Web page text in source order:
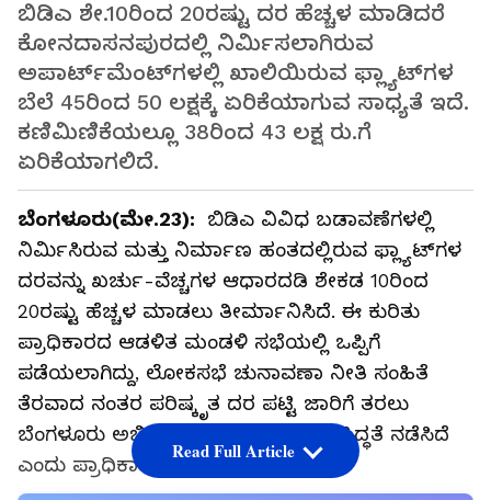
ಬಿಡಿಎ ಶೇ.10ರಿಂದ 20ರಷ್ಟು ದರ ಹೆಚ್ಚಳ ಮಾಡಿದರೆ
ಕೋನದಾಸನಪುರದಲ್ಲಿ ನಿರ್ಮಿಸಲಾಗಿರುವ
ಅಪಾರ್ಟ್‌ಮೆಂಟ್‌ಗಳಲ್ಲಿ ಖಾಲಿಯಿರುವ ಫ್ಲ್ಯಾಟ್‌ಗಳ
ಬೆಲೆ 45ರಿಂದ 50 ಲಕ್ಷಕ್ಕೆ ಏರಿಕೆಯಾಗುವ ಸಾಧ್ಯತೆ ಇದೆ.
ಕಣಿಮಿಣಿಕೆಯಲ್ಲೂ 38ರಿಂದ 43 ಲಕ್ಷ ರು.ಗೆ
ಏರಿಕೆಯಾಗಲಿದೆ.
ಬೆಂಗಳೂರು(ಮೇ.23):
ಬಿಡಿಎ ವಿವಿಧ ಬಡಾವಣೆಗಳಲ್ಲಿ
ನಿರ್ಮಿಸಿರುವ ಮತ್ತು ನಿರ್ಮಾಣ ಹಂತದಲ್ಲಿರುವ ಫ್ಲ್ಯಾಟ್‌ಗಳ
ದರವನ್ನು ಖರ್ಚು-ವೆಚ್ಚಗಳ ಆಧಾರದಡಿ ಶೇಕಡ 10ರಿಂದ
20ರಷ್ಟು ಹೆಚ್ಚಳ ಮಾಡಲು ತೀರ್ಮಾನಿಸಿದೆ. ಈ ಕುರಿತು
ಪ್ರಾಧಿಕಾರದ ಆಡಳಿತ ಮಂಡಳಿ ಸಭೆಯಲ್ಲಿ ಒಪ್ಪಿಗೆ
ಪಡೆಯಲಾಗಿದ್ದು, ಲೋಕಸಭೆ ಚುನಾವಣಾ ನೀತಿ ಸಂಹಿತೆ
ತೆರವಾದ ನಂತರ ಪರಿಷ್ಕೃತ ದರ ಪಟ್ಟಿ ಜಾರಿಗೆ ತರಲು
ಬೆಂಗಳೂರು ಅಭಿವೃದ್ಧಿ ಪ್ರಾಧಿಕಾರ (ಬಿಡಿಎ) ಸಿದ್ಧತೆ ನಡೆಸಿದೆ
ಎಂದು ಪ್ರಾಧಿಕಾರದ ಮೂಲಗಳು ತಿಳಿಸಿವೆ.
Read Full Article